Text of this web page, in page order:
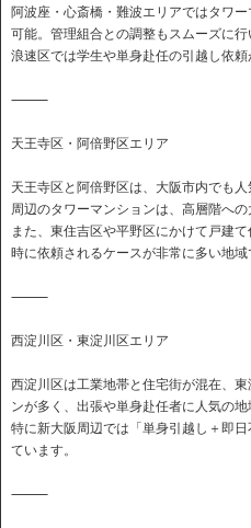
阿波座・心斎橋・難波エリアではタワ
可能。管理組合との調整もスムーズに行
浪速区では学生や単身赴任の引越し依頼
⸻
天王寺区・阿倍野区エリア
天王寺区と阿倍野区は、大阪市内でも
周辺のタワーマンションは、高層階へ
また、東住吉区や平野区にかけて戸建
時に依頼されるケースが非常に多い地域
⸻
西淀川区・東淀川区エリア
西淀川区は工業地帯と住宅街が混在、
ンが多く、出張や単身赴任者に人気の地
特に新大阪周辺では「単身引越し＋即
ています。
⸻